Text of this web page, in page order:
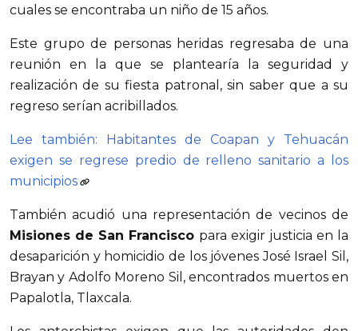
cuales se encontraba un niño de 15 años.
Este grupo de personas heridas regresaba de una
reunión en la que se plantearía la seguridad y
realización de su fiesta patronal, sin saber que a su
regreso serían acribillados.
Lee también: Habitantes de Coapan y Tehuacán
exigen se regrese predio de relleno sanitario a los
municipios
También acudió una representación de vecinos de
Misiones de San Francisco para exigir justicia en la
desaparición y homicidio de los jóvenes José Israel Sil,
Brayan y Adolfo Moreno Sil, encontrados muertos en
Papalotla, Tlaxcala.